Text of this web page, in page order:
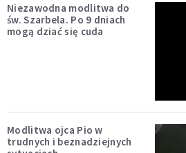
Niezawodna modlitwa do
św. Szarbela. Po 9 dniach
mogą dziać się cuda
Modlitwa ojca Pio w
trudnych i beznadziejnych